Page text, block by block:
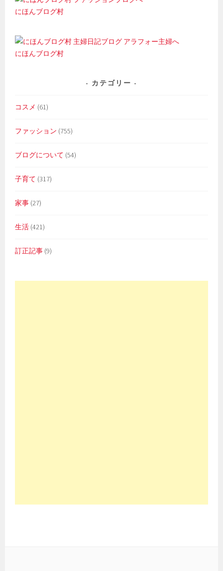
にほんブログ村
にほんブログ村
カテゴリー
コスメ (61)
ファッション (755)
ブログについて (54)
子育て (317)
家事 (27)
生活 (421)
訂正記事 (9)